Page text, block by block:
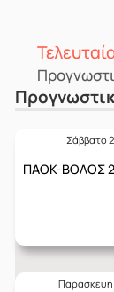
Σάββατο
ΠΑΟΚ-ΒΟΛΟΣ
Παρασκευή